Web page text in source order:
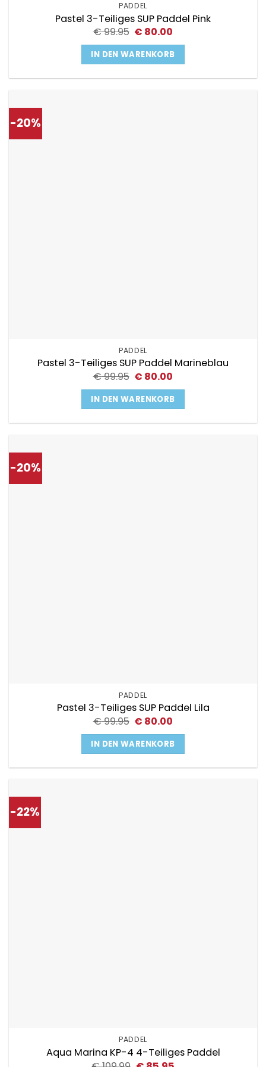
PADDEL
Pastel 3-Teiliges SUP Paddel Pink
€99.95 Ursprünglicher
war:
€ 99.95
€ 80.00
ist:
€ 80.00.
IN DEN WARENKORB
-20%
PADDEL
Pastel 3-Teiliges SUP Paddel Marineblau
€99.95 Ursprünglicher
war:
€ 99.95
€ 80.00
ist:
€ 80.00.
IN DEN WARENKORB
-20%
PADDEL
Pastel 3-Teiliges SUP Paddel Lila
€99.95 Ursprünglicher
war:
€ 99.95
€ 80.00
ist:
€ 80.00.
IN DEN WARENKORB
-22%
PADDEL
Aqua Marina KP-4 4-Teiliges Paddel